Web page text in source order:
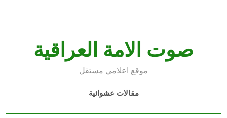
صوت الامة العراقية
موقع اعلامي مستقل
مقالات عشوائية